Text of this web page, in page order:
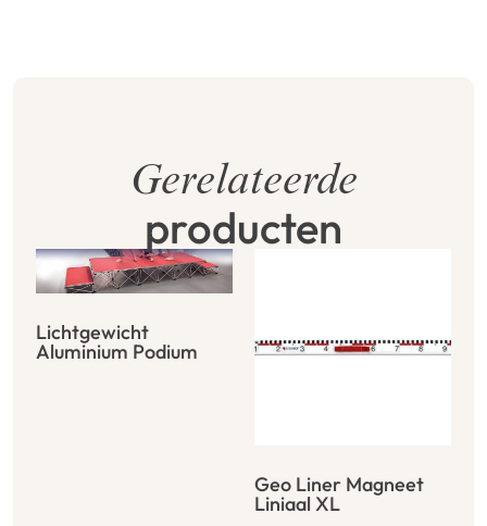
Gerelateerde
producten
Lichtgewicht
Aluminium Podium
Geo Liner Magneet
Liniaal XL